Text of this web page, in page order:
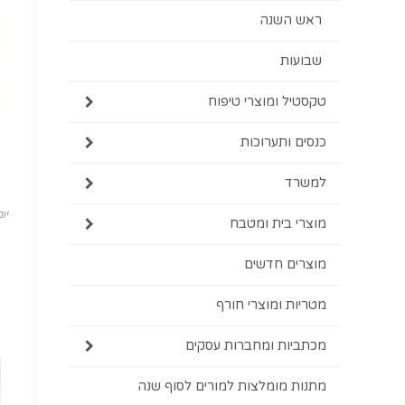
ראש השנה
שבועות
טקסטיל ומוצרי טיפוח
כנסים ותערוכות
למשרד
מוצרי בית ומטבח
מוצרים חדשים
מטריות ומוצרי חורף
מכתביות ומחברות עסקים
מתנות מומלצות למורים לסוף שנה